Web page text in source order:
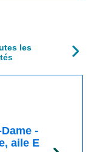
les
-
aile E